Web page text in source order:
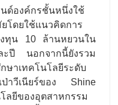
ด์องค์กรชั้นหนึ่งใช้
โดยใช้แนวคิดการ
งทุน 10 ล้านหยวนใน
ะปี นอกจากนี้ยังรวม
ษาเทคโนโลยีระดับ
ป่าวีเนียร์ของ Shine
ลยีของอุตสาหกรรม